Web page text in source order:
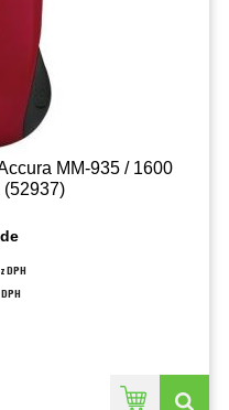
MM-935 / 1600
(52937)
DPH